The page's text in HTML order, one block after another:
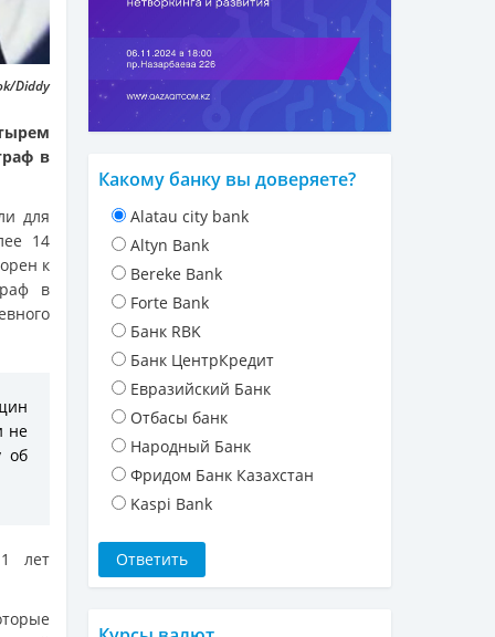
Diddy
в
для
14
к
в
не
об
лет
Какому банку вы доверяете?
Alatau city bank
Altyn Bank
Bereke Bank
Forte Bank
Банк RBK
Банк ЦентрКредит
Евразийский Банк
Отбасы банк
Народный Банк
Фридом Банк Казахстан
Kaspi Bank